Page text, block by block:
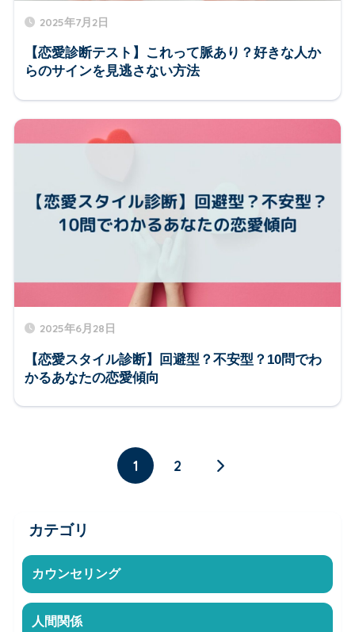
2025年7月2日
【恋愛診断テスト】これって脈あり？好きな人か
らのサインを見逃さない方法
2025年6月28日
【恋愛スタイル診断】回避型？不安型？10問でわ
かるあなたの恋愛傾向
1 2
カテゴリ
カウンセリング
人間関係